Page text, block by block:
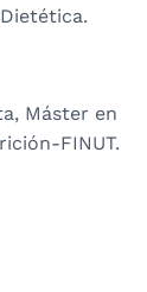
Máster en
FINUT.